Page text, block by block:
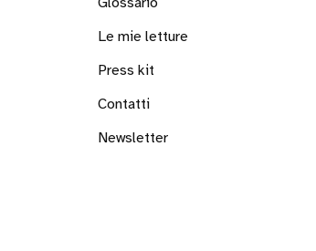
Le mie letture
Press kit
Contatti
Newsletter